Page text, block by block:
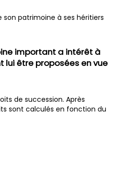
patrimoine à ses héritiers
important a intérêt à
lui être proposées en vue
de succession. Après
sont calculés en fonction du